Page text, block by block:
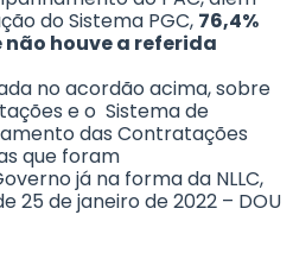
do Sistema PGC, 76,4%
houve a referida
no acordão acima, sobre
e o Sistema de
das Contratações
que foram
já na forma da NLLC,
25 de janeiro de 2022 – DOU